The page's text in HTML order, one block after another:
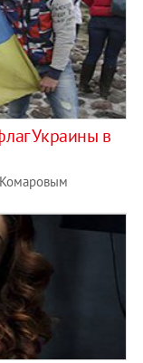
Украины в